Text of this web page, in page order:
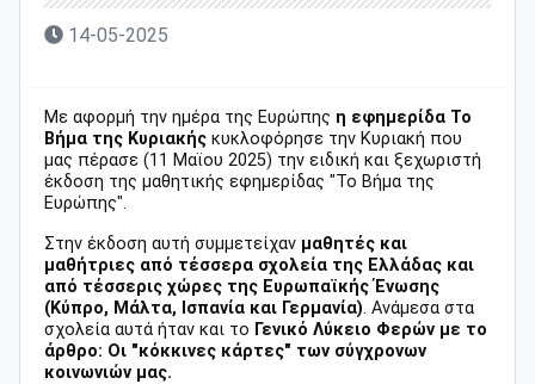
14-05-2025
Με αφορμή την ημέρα της Ευρώπης η εφημερίδα Το
Βήμα της Κυριακής κυκλοφόρησε την Κυριακή που
μας πέρασε (11 Μαϊου 2025) την ειδική και ξεχωριστή
έκδοση της μαθητικής εφημερίδας "Το Βήμα της
Ευρώπης".
Στην έκδοση αυτή συμμετείχαν μαθητές και
μαθήτριες από τέσσερα σχολεία της Ελλάδας και
από τέσσερις χώρες της Ευρωπαϊκής Ένωσης
(Κύπρο, Μάλτα, Ισπανία και Γερμανία). Ανάμεσα στα
σχολεία αυτά ήταν και το Γενικό Λύκειο Φερών με το
άρθρο: Οι "κόκκινες κάρτες" των σύγχρονων
κοινωνιών μας.